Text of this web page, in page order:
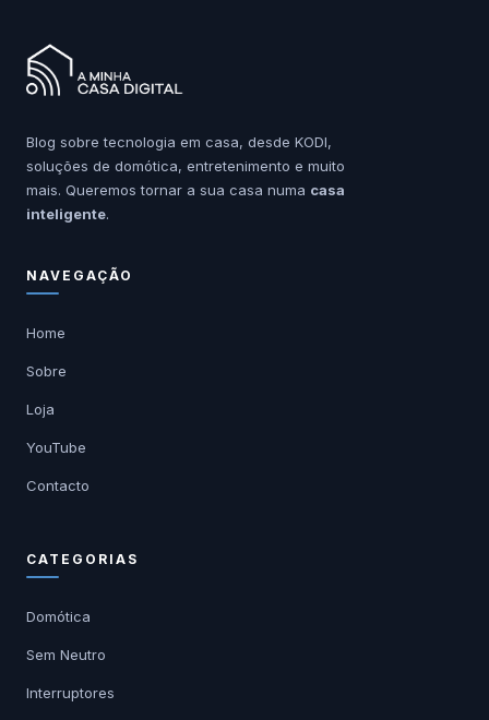
Blog sobre tecnologia em casa, desde KODI,
soluções de domótica, entretenimento e muito
mais. Queremos tornar a sua casa numa casa
inteligente.
NAVEGAÇÃO
Home
Sobre
Loja
YouTube
Contacto
CATEGORIAS
Domótica
Sem Neutro
Interruptores